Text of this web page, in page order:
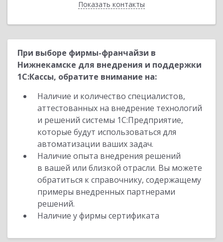
Показать контакты
Назад
При выборе фирмы-франчайзи в
Нижнекамске для внедрения и поддержки
1С:Кассы, обратите внимание на:
Наличие и количество специалистов,
аттестованных на внедрение технологий
и решений системы 1С:Предприятие,
которые будут использоваться для
автоматизации ваших задач.
Наличие опыта внедрения решений
в вашей или близкой отрасли. Вы можете
обратиться к справочнику, содержащему
примеры внедренных партнерами
решений.
Наличие у фирмы сертификата